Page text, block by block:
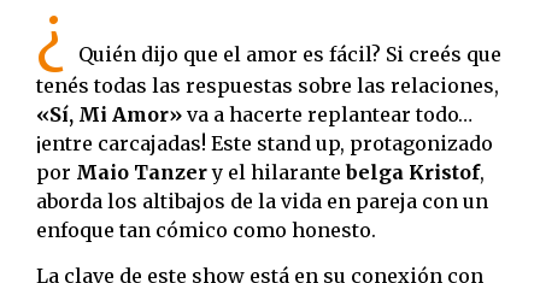
¿
Quién dijo que el amor es fácil? Si creés que
tenés todas las respuestas sobre las relaciones,
«Sí, Mi Amor» va a hacerte replantear todo…
¡entre carcajadas! Este stand up, protagonizado
por Maio Tanzery el hilarantebelga Kristof,
aborda los altibajos de la vida en pareja con un
enfoque tan cómico como honesto.
La clave de este show está en su conexión con